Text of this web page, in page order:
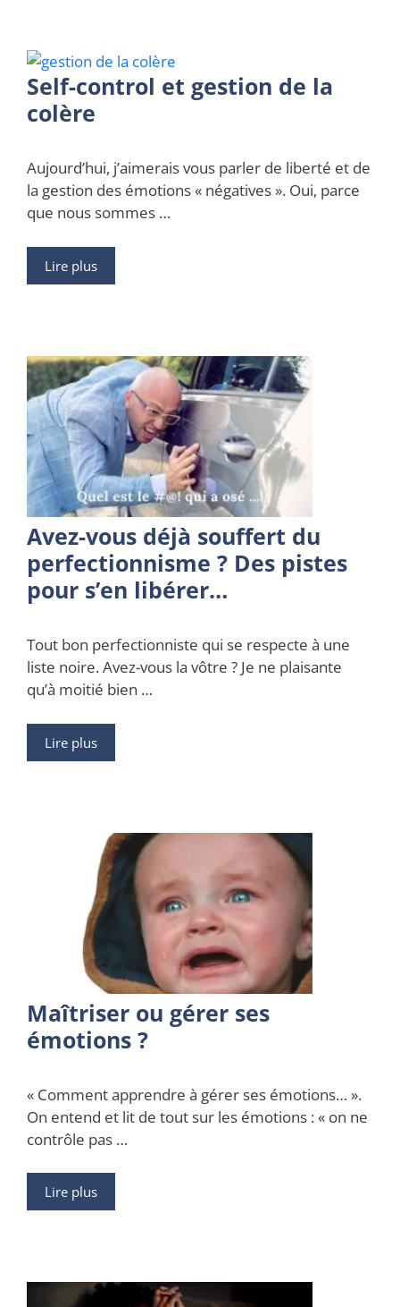
Self-control et gestion de la
colère
Aujourd’hui, j’aimerais vous parler de liberté et de
la gestion des émotions « négatives ». Oui, parce
que nous sommes …
Lire plus
Avez-vous déjà souffert du
perfectionnisme ? Des pistes
pour s’en libérer…
Tout bon perfectionniste qui se respecte à une
liste noire. Avez-vous la vôtre ? Je ne plaisante
qu’à moitié bien …
Lire plus
Maîtriser ou gérer ses
émotions ?
« Comment apprendre à gérer ses émotions… ».
On entend et lit de tout sur les émotions : « on ne
contrôle pas …
Lire plus